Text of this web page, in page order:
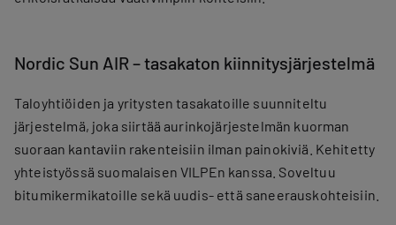
Nordic Sun AIR – tasakaton kiinnitysjärjestelmä
Taloyhtiöiden ja yritysten tasakatoille suunniteltu
järjestelmä, joka siirtää aurinkojärjestelmän kuorman
suoraan kantaviin rakenteisiin ilman painokiviä. Kehitetty
yhteistyössä suomalaisen VILPEn kanssa. Soveltuu
bitumikermikatoille sekä uudis- että saneerauskohteisiin.